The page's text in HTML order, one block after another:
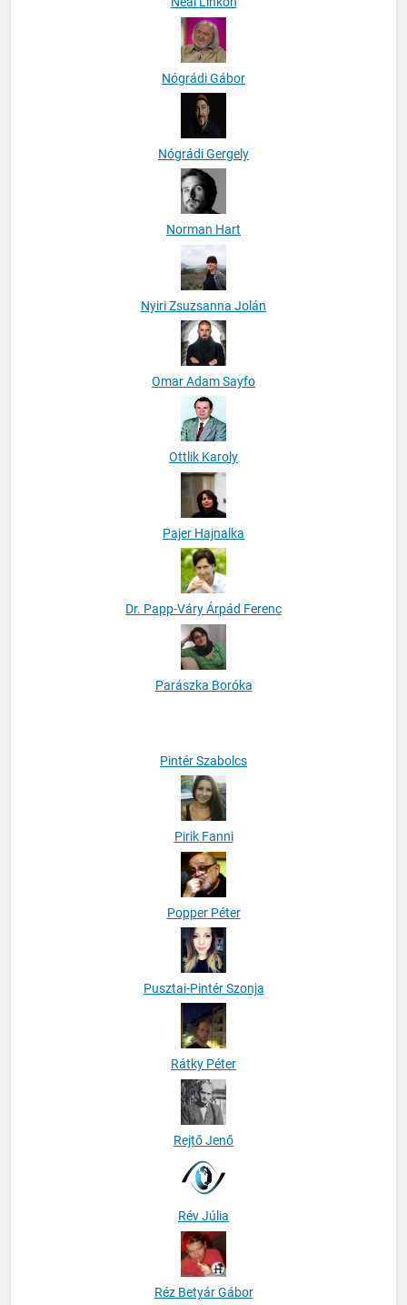
Neal Linkon
Nógrádi Gábor
Nógrádi Gergely
Norman Hart
Nyiri Zsuzsanna Jolán
Omar Adam Sayfo
Ottlik Karoly
Pajer Hajnalka
Dr. Papp-Váry Árpád Ferenc
Pintér Szabolcs
Pirik Fanni
Popper Péter
Pusztai-Pintér Szonja
Rátky Péter
Rév Júlia